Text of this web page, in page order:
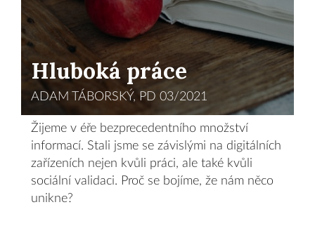
Hluboká práce
ADAM TÁBORSKÝ, PD 03/2021
Žijeme v éře bezprecedentního množství
informací. Stali jsme se závislými na digitálních
zařízeních nejen kvůli práci, ale také kvůli
sociální validaci. Proč se bojíme, že nám něco
unikne?